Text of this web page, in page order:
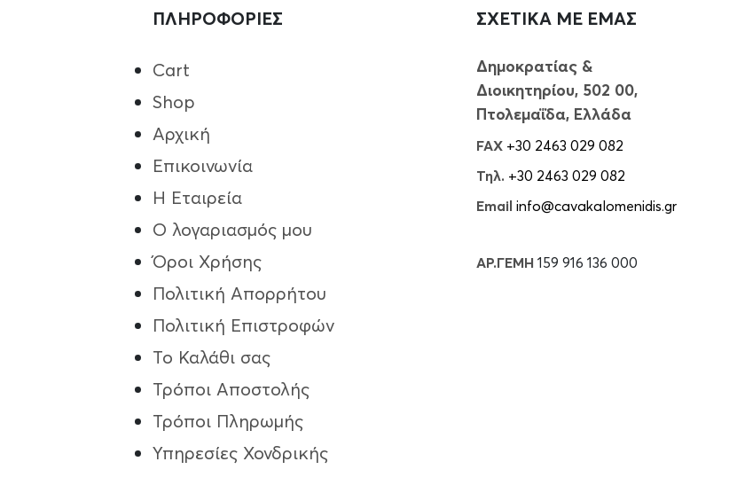
ΠΛΗΡΟΦΟΡΙΕΣ
Cart
Shop
Αρχική
Επικοινωνία
Η Εταιρεία
Ο λογαριασμός μου
Όροι Χρήσης
Πολιτική Απορρήτου
Πολιτική Επιστροφών
Το Καλάθι σας
Τρόποι Aποστολής
Τρόποι Πληρωμής
Υπηρεσίες Χονδρικής
ΣΧΕΤΙΚΑ ΜΕ ΕΜΑΣ
Δημοκρατίας &
Διοικητηρίου, 502 00,
Πτολεμαΐδα, Ελλάδα
FAX +30 2463 029 082
Τηλ. +30 2463 029 082
Email info@cavakalomenidis.gr
ΑΡ.ΓΕΜΗ 159 916 136 000